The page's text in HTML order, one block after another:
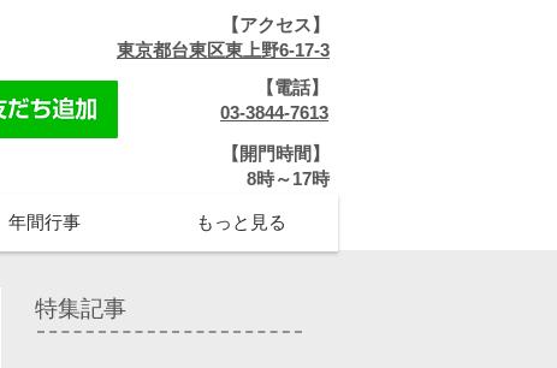
【アクセス】
東京都台東区東上野6-17-3
【電話】
03-3844-7613
【開門時間】
​8時～17時
年間行事 もっと見る
特集記事